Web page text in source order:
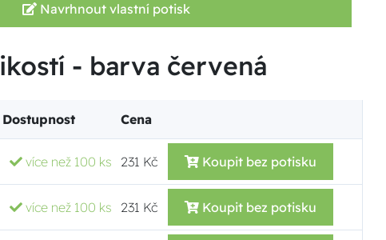
Navrhnout vlastní potisk
- barva červená
Dostupnost Cena
více než 100 ks 231 Kč Koupit bez potisku
více než 100 ks 231 Kč Koupit bez potisku